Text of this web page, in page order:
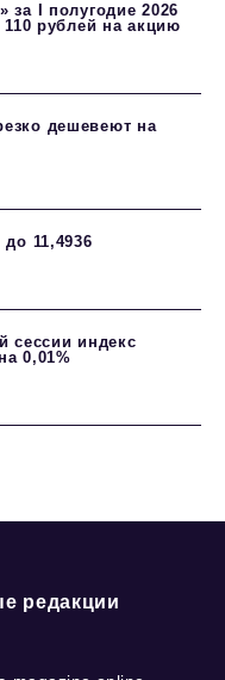
за I полугодие 2026
110 рублей на акцию
дешевеют на
11,4936
сессии индекс
0,01%
редакции